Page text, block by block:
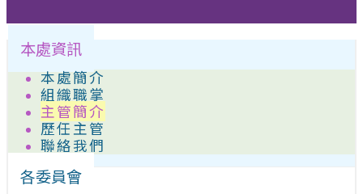
本處資訊
本處簡介
組織職掌
主管簡介
歷任主管
聯絡我們
各委員會